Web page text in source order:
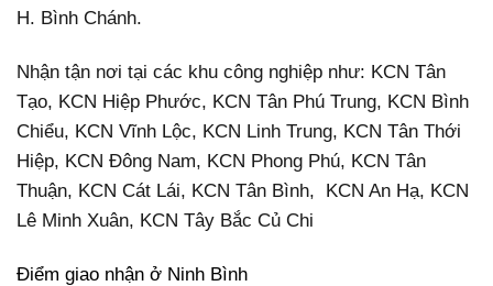
H. Bình Chánh.
Nhận tận nơi tại các khu công nghiệp như: KCN Tân
Tạo, KCN Hiệp Phước, KCN Tân Phú Trung, KCN Bình
Chiểu, KCN Vĩnh Lộc, KCN Linh Trung, KCN Tân Thới
Hiệp, KCN Đông Nam, KCN Phong Phú, KCN Tân
Thuận, KCN Cát Lái, KCN Tân Bình, KCN An Hạ, KCN
Lê Minh Xuân, KCN Tây Bắc Củ Chi
Điểm giao nhận ở Ninh Bình